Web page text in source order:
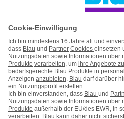
Handyvertrag ohne Handy
Kontakt Impressum
Hinweise ElektroG/BattG
Barrierefreiheit Karriere